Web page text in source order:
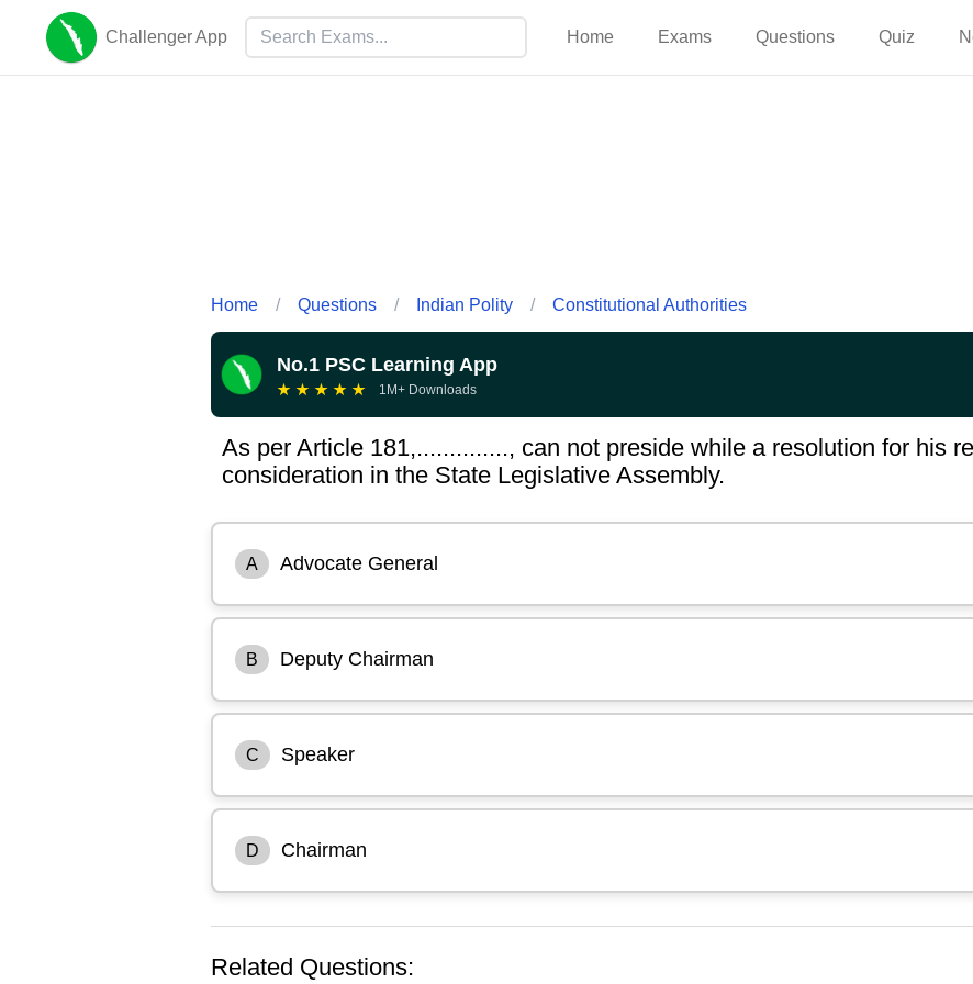
Challenger App Home Exams Questions Quiz
Home / Questions / Indian Polity / Constitutional Authorities
No.1 PSC Learning App
★ ★ ★ ★ ★ 1M+ Downloads
As per Article 181,.............., can not preside while a resolution for his
consideration in the State Legislative Assembly.
A Advocate General
B Deputy Chairman
C Speaker
D Chairman
Related Questions: